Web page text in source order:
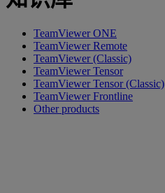
TeamViewer ONE
TeamViewer Remote
TeamViewer (Classic)
TeamViewer Tensor
TeamViewer Tensor (Classic)
TeamViewer Frontline
Other products